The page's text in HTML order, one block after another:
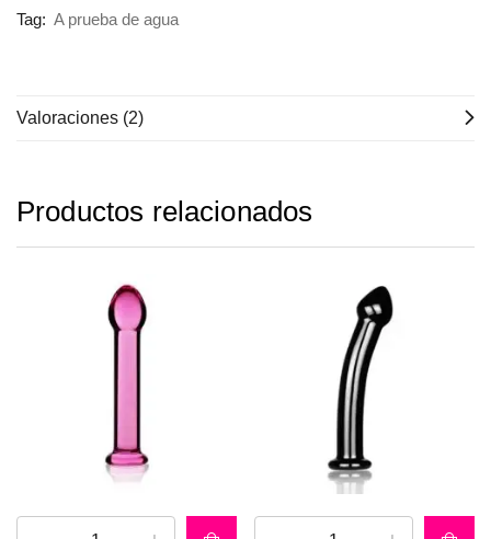
Tag: A prueba de agua
Valoraciones (2)
Productos relacionados